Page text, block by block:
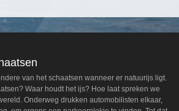
van het schaatsen wanneer er natuurijs ligt.
Waar houdt het ijs? Hoe laat spreken we
Onderweg drukken automobilisten elkaar,